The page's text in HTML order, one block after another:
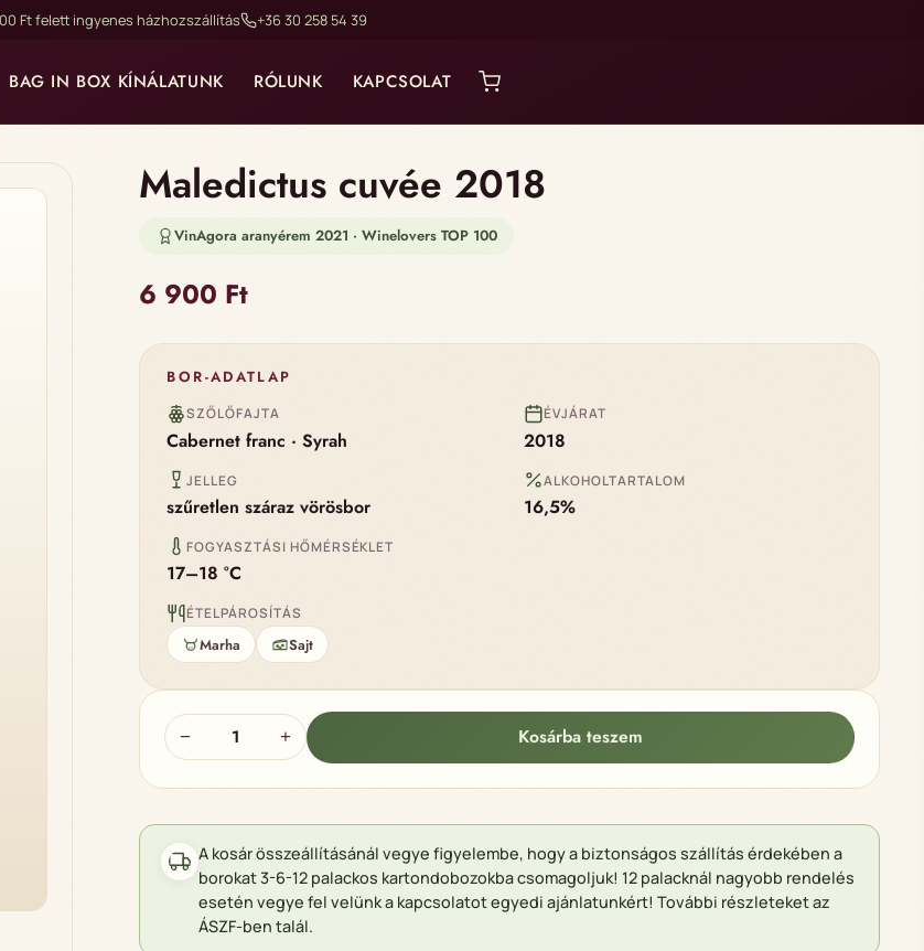
Ft felett ingyenes házhozszállítás +36 30 258 54 39
BAG IN BOX KÍNÁLATUNK RÓLUNK KAPCSOLAT
Maledictus cuvée 2018
VinAgora aranyérem 2021 · Winelovers TOP 100
6 900 Ft
BOR-ADATLAP
SZŐLŐFAJTA
Cabernet franc · Syrah
ÉVJÁRAT
2018
JELLEG
szűretlen száraz vörösbor
ALKOHOLTARTALOM
16,5%
FOGYASZTÁSI HŐMÉRSÉKLET
17–18 °C
ÉTELPÁROSÍTÁS
Marha Sajt
Maledictus cuvée 2018 mennyiség
− + Kosárba teszem
A kosár összeállításánál vegye figyelembe, hogy a biztonságos szállítás érdekében a
borokat 3-6-12 palackos kartondobozokba csomagoljuk! 12 palacknál nagyobb rendelés
esetén vegye fel velünk a kapcsolatot egyedi ajánlatunkért! További részleteket az
ÁSZF-ben talál.